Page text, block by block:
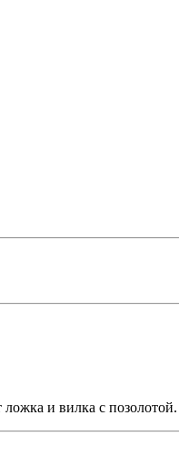
и вилка с позолотой.